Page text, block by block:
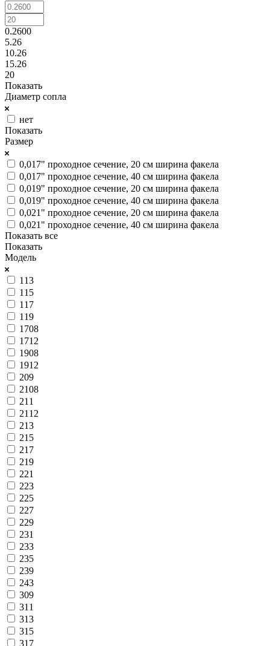
0.2600
5.26
10.26
15.26
20
Показать
Диаметр сопла
нет
Показать
Размер
0,017" проходное сечение, 20 см ширина факела
0,017" проходное сечение, 40 см ширина факела
0,019" проходное сечение, 20 см ширина факела
0,019" проходное сечение, 40 см ширина факела
0,021" проходное сечение, 20 см ширина факела
0,021" проходное сечение, 40 см ширина факела
Показать все
Показать
Модель
113
115
117
119
1708
1712
1908
1912
209
2108
211
2112
213
215
217
219
221
223
225
227
229
231
233
235
239
243
309
311
313
315
317